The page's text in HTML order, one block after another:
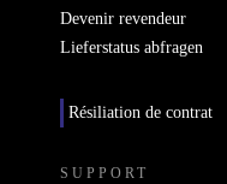
Devenir revendeur
Lieferstatus abfragen
Résiliation de contrat
SUPPORT